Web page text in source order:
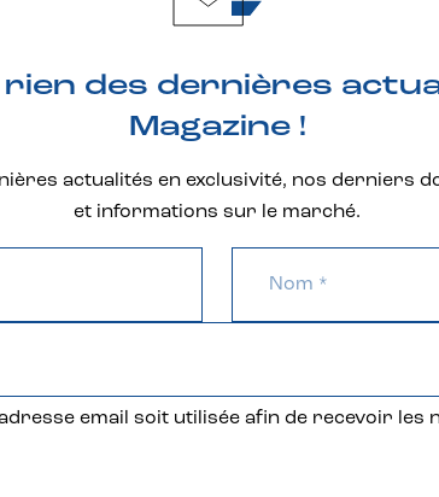
rien des dernières
Magazine !
actualités en exclusivité, nos derniers
et informations sur le marché.
email soit utilisée afin de recevoir les